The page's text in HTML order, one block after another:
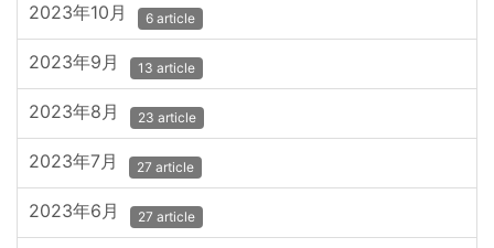
2023年10月 6 article
2023年9月 13 article
2023年8月 23 article
2023年7月 27 article
2023年6月 27 article